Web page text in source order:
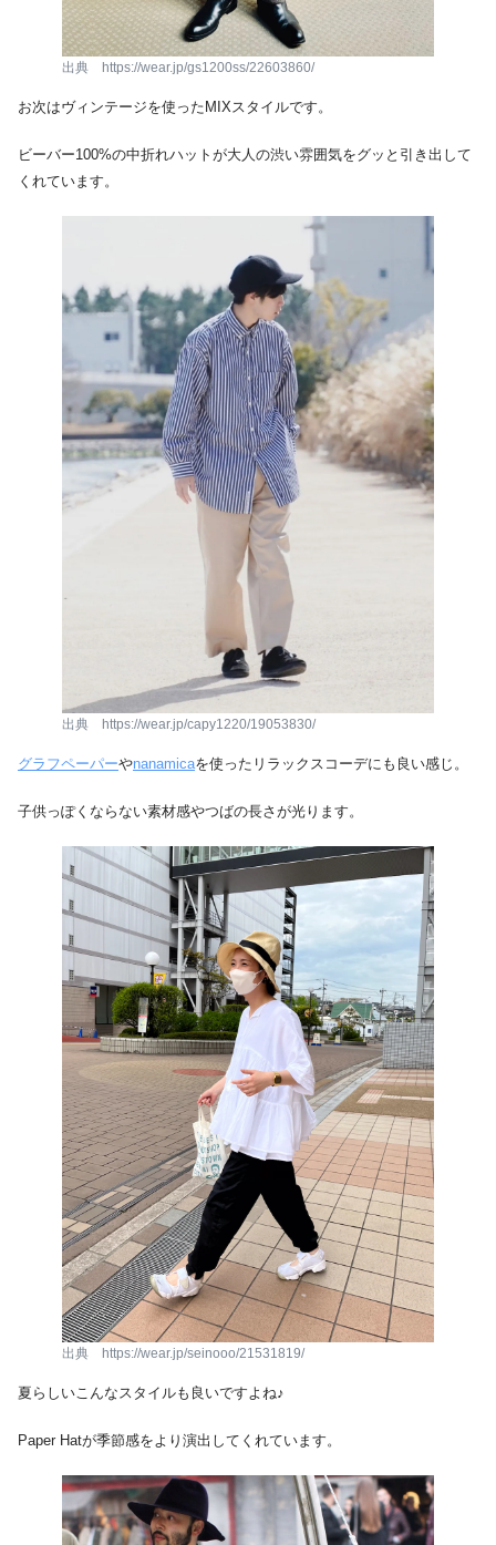
出典 https://wear.jp/gs1200ss/22603860/
お次はヴィンテージを使ったMIXスタイルです。
ビーバー100%の中折れハットが大人の渋い雰囲気をグッと引き出して
くれています。
出典 https://wear.jp/capy1220/19053830/
グラフペーパーやnanamicaを使ったリラックスコーデにも良い感じ。
子供っぽくならない素材感やつばの長さが光ります。
出典 https://wear.jp/seinooo/21531819/
夏らしいこんなスタイルも良いですよね♪
Paper Hatが季節感をより演出してくれています。